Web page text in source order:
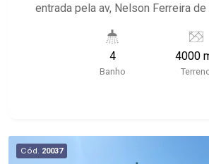
entrada pela av, Nelson Ferreira
Imóveis, referência em venda,
- Sinta-se em casa na Ribeirão
Somos e Vivemos Ribeirão: -
para Venda, Compra e Locação,
Ribeirão Imóveis - sede na Av.
4
Banho
4000
Cód. 20037